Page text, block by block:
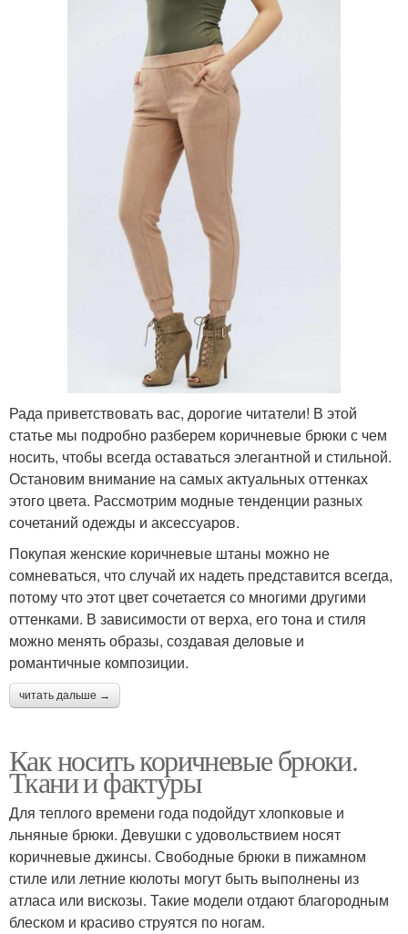
Рада приветствовать вас, дорогие читатели! В этой
статье мы подробно разберем коричневые брюки с чем
носить, чтобы всегда оставаться элегантной и стильной.
Остановим внимание на самых актуальных оттенках
этого цвета. Рассмотрим модные тенденции разных
сочетаний одежды и аксессуаров.
Покупая женские коричневые штаны можно не
сомневаться, что случай их надеть представится всегда,
потому что этот цвет сочетается со многими другими
оттенками. В зависимости от верха, его тона и стиля
можно менять образы, создавая деловые и
романтичные композиции.
читать дальше →
Как носить коричневые брюки.
Ткани и фактуры
Для теплого времени года подойдут хлопковые и
льняные брюки. Девушки с удовольствием носят
коричневые джинсы. Свободные брюки в пижамном
стиле или летние кюлоты могут быть выполнены из
атласа или вискозы. Такие модели отдают благородным
блеском и красиво струятся по ногам.